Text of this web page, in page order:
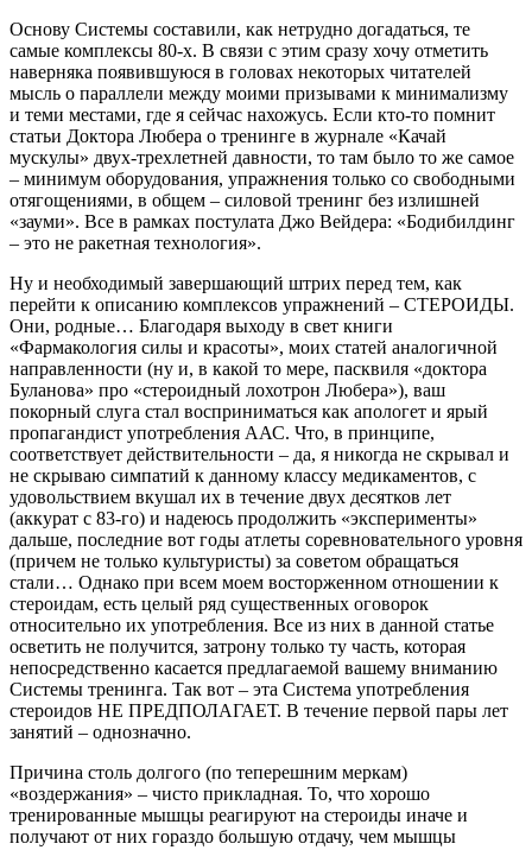
Основу Системы составили, как нетрудно догадаться, те
самые комплексы 80-х. В связи с этим сразу хочу отметить
наверняка появившуюся в головах некоторых читателей
мысль о параллели между моими призывами к минимализму
и теми местами, где я сейчас нахожусь. Если кто-то помнит
статьи Доктора Любера о тренинге в журнале «Качай
мускулы» двух-трехлетней давности, то там было то же самое
– минимум оборудования, упражнения только со свободными
отягощениями, в общем – силовой тренинг без излишней
«зауми». Все в рамках постулата Джо Вейдера: «Бодибилдинг
– это не ракетная технология».
Ну и необходимый завершающий штрих перед тем, как
перейти к описанию комплексов упражнений – СТЕРОИДЫ.
Они, родные… Благодаря выходу в свет книги
«Фармакология силы и красоты», моих статей аналогичной
направленности (ну и, в какой то мере, пасквиля «доктора
Буланова» про «стероидный лохотрон Любера»), ваш
покорный слуга стал восприниматься как апологет и ярый
пропагандист употребления ААС. Что, в принципе,
соответствует действительности – да, я никогда не скрывал и
не скрываю симпатий к данному классу медикаментов, с
удовольствием вкушал их в течение двух десятков лет
(аккурат с 83-го) и надеюсь продолжить «эксперименты»
дальше, последние вот годы атлеты соревновательного уровня
(причем не только культуристы) за советом обращаться
стали… Однако при всем моем восторженном отношении к
стероидам, есть целый ряд существенных оговорок
относительно их употребления. Все из них в данной статье
осветить не получится, затрону только ту часть, которая
непосредственно касается предлагаемой вашему вниманию
Системы тренинга. Так вот – эта Система употребления
стероидов НЕ ПРЕДПОЛАГАЕТ. В течение первой пары лет
занятий – однозначно.
Причина столь долгого (по теперешним меркам)
«воздержания» – чисто прикладная. То, что хорошо
тренированные мышцы реагируют на стероиды иначе и
получают от них гораздо большую отдачу, чем мышцы